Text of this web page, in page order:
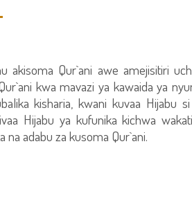
akisoma Qur`ani awe amejisitiri
kwa mavazi ya kawaida ya
kisharia, kwani kuvaa Hijabu
Hijabu ya kufunika kichwa
na adabu za kusoma Qur`ani.